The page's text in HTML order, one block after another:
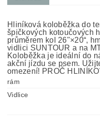
Hliníková koloběžka do
špičkových kotoučových
průměrem kol 26"×20“,
vidlici SUNTOUR a na
Koloběžka je ideální do
akční jízdu se psem.
omezení! PROČ
rám
Vidlice